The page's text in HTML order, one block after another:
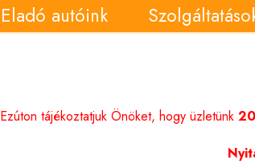
Eladó autóink
Ezúton tájékoztatjuk Önöket, hogy üzletünk